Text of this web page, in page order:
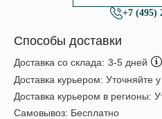
+7 (495)
Способы доставки
Доставка со склада: 3-5 дней
Доставка курьером: Уточняйте
Доставка курьером в регионы:
Самовывоз: Бесплатно